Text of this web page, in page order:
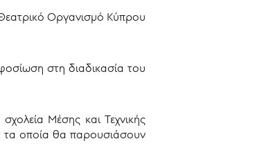
Οργανισμό Κύπρου
στη διαδικασία του
Μέσης και Τεχνικής
τα οποία θα παρουσιάσουν